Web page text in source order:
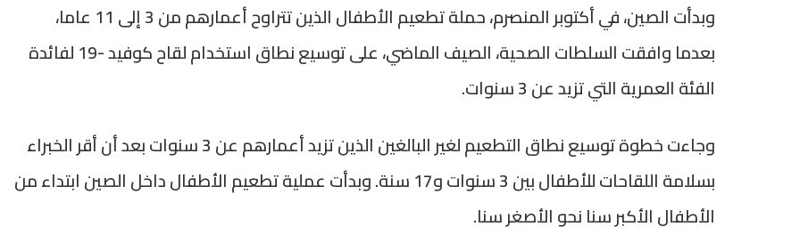
وبدأت الصين، في أكتوبر المنصرم، حملة تطعيم الأطفال الذين تتراوح أعمارهم من 3 إلى 11 عاما،
بعدما وافقت السلطات الصحية، الصيف الماضي، على توسيع نطاق استخدام لقاح كوفيد -19 لفائدة
الفئة العمرية التي تزيد عن 3 سنوات.
وجاءت خطوة توسيع نطاق التطعيم لغير البالغين الذين تزيد أعمارهم عن 3 سنوات بعد أن أقر الخبراء
بسلامة اللقاحات للأطفال بين 3 سنوات و17 سنة. وبدأت عملية تطعيم الأطفال داخل الصين ابتداء من
الأطفال الأكبر سنا نحو الأصغر سنا.